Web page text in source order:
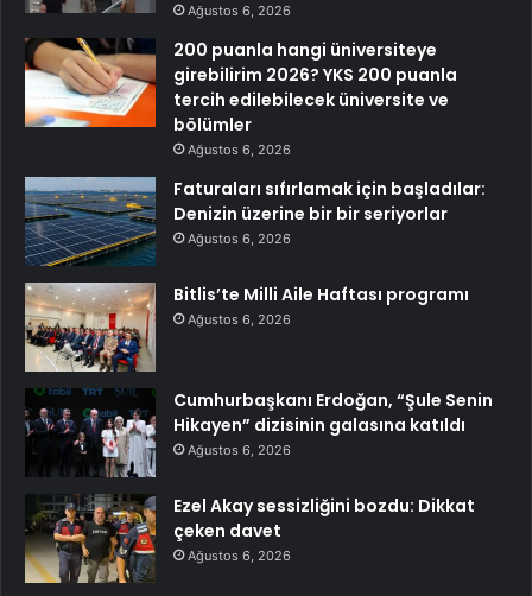
Ağustos 6, 2026
200 puanla hangi üniversiteye
girebilirim 2026? YKS 200 puanla
tercih edilebilecek üniversite ve
bölümler
Ağustos 6, 2026
Faturaları sıfırlamak için başladılar:
Denizin üzerine bir bir seriyorlar
Ağustos 6, 2026
Bitlis’te Milli Aile Haftası programı
Ağustos 6, 2026
Cumhurbaşkanı Erdoğan, “Şule Senin
Hikayen” dizisinin galasına katıldı
Ağustos 6, 2026
Ezel Akay sessizliğini bozdu: Dikkat
çeken davet
Ağustos 6, 2026